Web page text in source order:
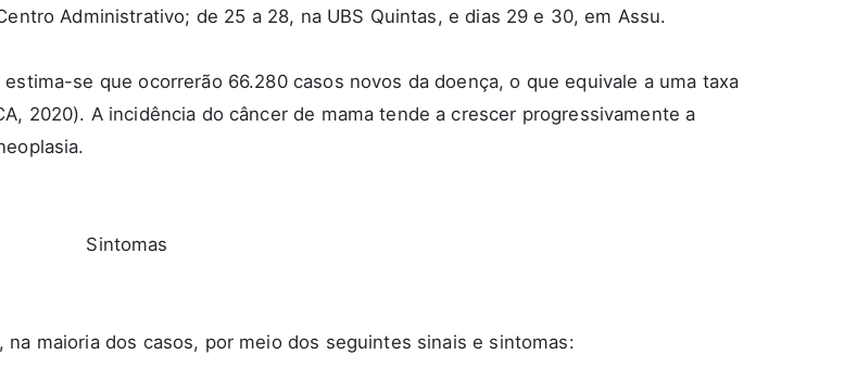
Administrativo; de 25 a 28, na UBS Quintas, e dias 29 e 30, em Assu.
se que ocorrerão 66.280 casos novos da doença, o que equivale a uma taxa
2020). A incidência do câncer de mama tende a crescer progressivamente a
Sintomas
maioria dos casos, por meio dos seguintes sinais e sintomas: